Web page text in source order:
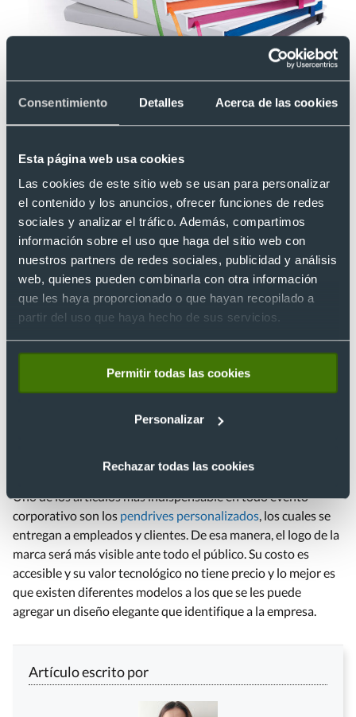
Consentimiento Detalles Acerca de las cookies
Esta página web usa cookies
Las cookies de este sitio web se usan para personalizar
el contenido y los anuncios, ofrecer funciones de redes
sociales y analizar el tráfico. Además, compartimos
información sobre el uso que haga del sitio web con
nuestros partners de redes sociales, publicidad y análisis
web, quienes pueden combinarla con otra información
que les haya proporcionado o que hayan recopilado a
partir del uso que haya hecho de sus servicios.
Permitir todas las cookies
Personalizar
Rechazar todas las cookies
congresos, ferias, eventos y exhibiciones donde se le quiere
dar vistosidad a la marca. Solo se necesita que seanlibretas
personalizadascon el logo de la empresa. Y para potenciar su
efectividad hay que combinar los colores, el modelo y el
tamaño de modo de que llame la atención de todos.
Memorias USB personalizadas
Uno de los artículos más indispensable en todo evento
corporativo son los pendrives personalizados , los cuales se
entregan a empleados y clientes. De esa manera, el logo de la
marca será más visible ante todo el público. Su costo es
accesible y su valor tecnológico no tiene precio y lo mejor es
que existen diferentes modelos a los que se les puede
agregar un diseño elegante que identifique a la empresa.
Artículo escrito por